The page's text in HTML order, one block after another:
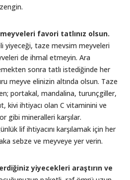
favori tatlınız olsun.
yiyeceği, taze mevsim meyveleri
de ihmal etmeyin. Ara
sonra tatlı istediğinde her
meyve elinizin altında olsun. Taze
portakal, mandalina, turunçgiller,
kivi ihtiyacı olan C vitaminini ve
gibi mineralleri karşılar.
lif ihtiyacını karşılamak için her
sebze ve meyveye yer verin.
yiyecekleri araştırın ve